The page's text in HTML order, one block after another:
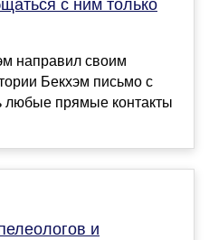
с ним только
направил своим
Бекхэм письмо с
любые прямые контакты
и